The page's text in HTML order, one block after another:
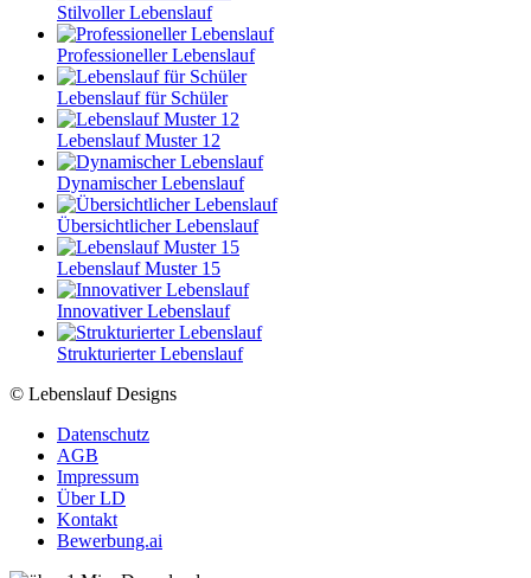
Stilvoller Lebenslauf
Professioneller Lebenslauf
Lebenslauf für Schüler
Lebenslauf Muster 12
Dynamischer Lebenslauf
Übersichtlicher Lebenslauf
Lebenslauf Muster 15
Innovativer Lebenslauf
Strukturierter Lebenslauf
© Lebenslauf Designs
Datenschutz
AGB
Impressum
Über LD
Kontakt
Bewerbung.ai